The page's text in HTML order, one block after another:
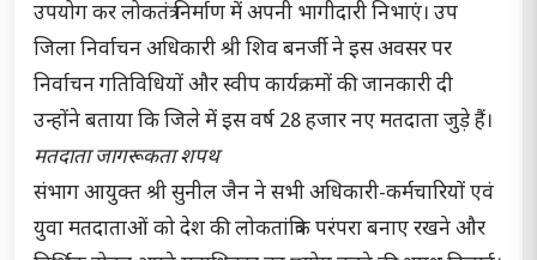
उपयोग कर लोकतंत्र निर्माण में अपनी भागीदारी निभाएं। उप
जिला निर्वाचन अधिकारी श्री शिव बनर्जी ने इस अवसर पर
निर्वाचन गतिविधियों और स्वीप कार्यक्रमों की जानकारी दी
उन्होंने बताया कि जिले में इस वर्ष 28 हजार नए मतदाता जुड़े हैं।
मतदाता जागरूकता शपथ
संभाग आयुक्त श्री सुनील जैन ने सभी अधिकारी-कर्मचारियों एवं
युवा मतदाताओं को देश की लोकतांत्रिक परंपरा बनाए रखने और